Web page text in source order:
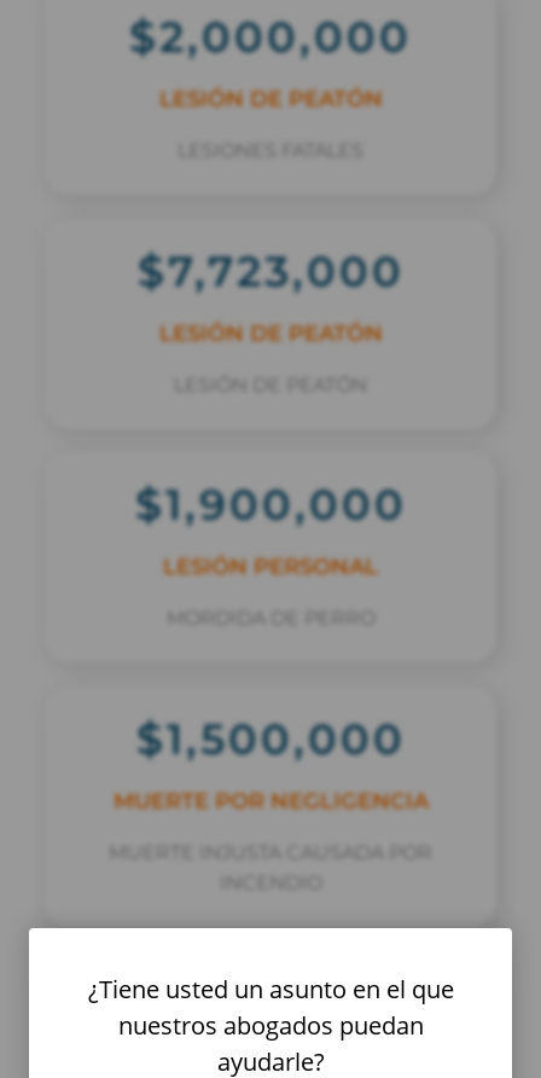
$2,000,000
LESIÓN DE PEATÓN
$7,723,000
LESIÓN DE PEATÓN
$1,900,000
LESIÓN PERSONAL
$1,500,000
MUERTE POR NEGLIGENCIA
$1,000,000
TRANSPORTE DE CARGA
¿Tiene usted un asunto en el que
nuestros abogados puedan
ayudarle?